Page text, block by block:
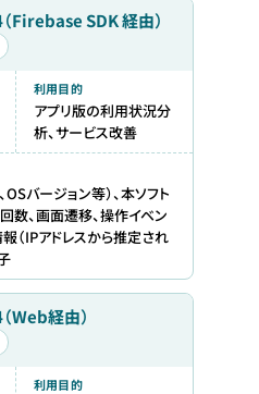
SDK 経由）
利用目的
アプリ版の利用状況分
析、サービス改善
バージョン等）、本ソフト
数、画面遷移、操作イベン
報（IPアドレスから推定され
経由）
利用目的